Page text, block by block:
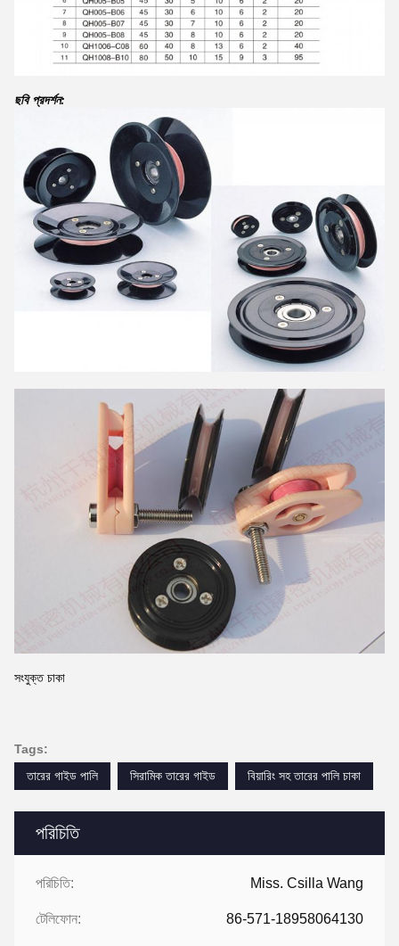
পরিচিতি
পরিচিতি: Miss. Csilla Wang
টেলিফোন: 86-571-18958064130
ছবি প্রদর্শন:
সংযুক্ত চাকা
Tags:
তারের গাইড পালি
সিরামিক তারের গাইড বিয়ারিং সহ তারের পালি চাকা